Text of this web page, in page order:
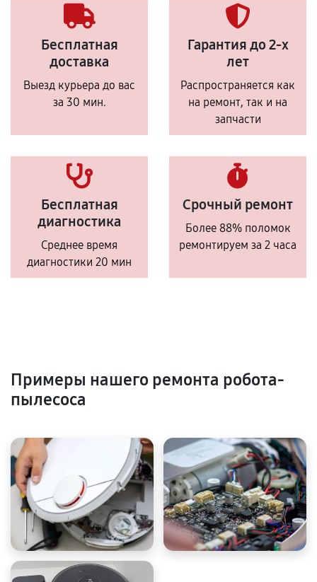
Бесплатная
доставка
Выезд курьера до вас
за 30 мин.
Гарантия до 2-х
лет
Распространяется как
на ремонт, так и на
запчасти
Бесплатная
диагностика
Среднее время
диагностики 20 мин
Срочный ремонт
Более 88% поломок
ремонтируем за 2 часа
Примеры нашего ремонта робота-
пылесоса